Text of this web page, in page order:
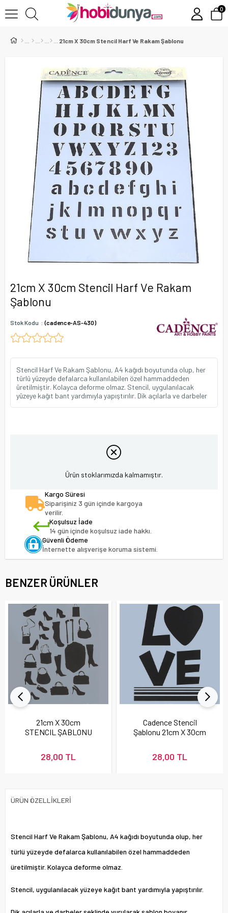
0
21cm X 30cm Stencil Harf Ve Rakam Şablonu
21cm X 30cm Stencil Harf Ve Rakam
Şablonu
Stok Kodu (cadence-AS-430)
Stencil Harf Ve Rakam Şablonu, A4 kağıdı boyutunda olup, her
türlü yüzeyde defalarca kullanılabilen özel hammaddeden
üretilmiştir. Kolayca deforme olmaz. Stencil, uygulanılacak
yüzeye kağıt bant yardımıyla yapıştırılır. Dik açılarla ve darbeler
Ürün stoklarımızda kalmamıştır.
Kargo Süresi
Siparişiniz 3 gün içinde kargoya
verilir.
Koşulsuz İade
14 gün içinde koşulsuz iade hakkı.
Güvenli Ödeme
İnternette alışverişe koruma sistemi.
BENZER ÜRÜNLER
21cm X 30cm
STENCIL ŞABLONU
28,00 TL
Cadence Stencil
Şablonu 21cm X 30cm
28,00 TL
ÜRÜN ÖZELLIKLERI
Stencil Harf Ve Rakam Şablonu, A4 kağıdı boyutunda olup, her
türlü yüzeyde defalarca kullanılabilen özel hammaddeden
üretilmiştir. Kolayca deforme olmaz.
Stencil, uygulanılacak yüzeye kağıt bant yardımıyla yapıştırılır.